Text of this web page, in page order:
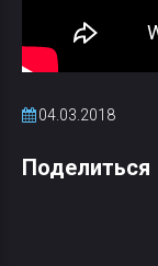
04.03.2018
Поделиться